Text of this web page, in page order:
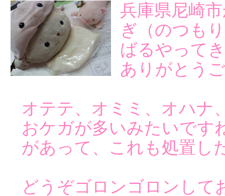
兵庫県尼崎
ぎ（のつも
ばるやって
ありがとう
オテテ、オミミ、オハナ
おケガが多いみたいです
があって、これも処置し
どうぞゴロンゴロンして